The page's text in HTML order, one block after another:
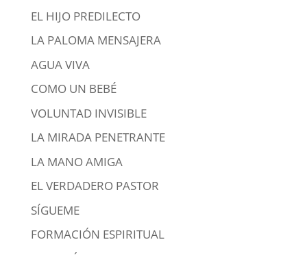
EL HIJO PREDILECTO
LA PALOMA MENSAJERA
AGUA VIVA
COMO UN BEBÉ
VOLUNTAD INVISIBLE
LA MIRADA PENETRANTE
LA MANO AMIGA
EL VERDADERO PASTOR
SÍGUEME
FORMACIÓN ESPIRITUAL